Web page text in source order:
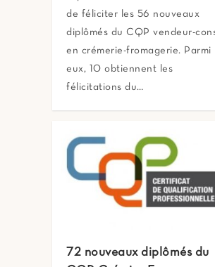
de féliciter les 56 nouveaux
diplômés du CQP vendeur-
en crémerie-fromagerie. Parmi
eux, 10 obtiennent les
félicitations du…
72 nouveaux diplômés du